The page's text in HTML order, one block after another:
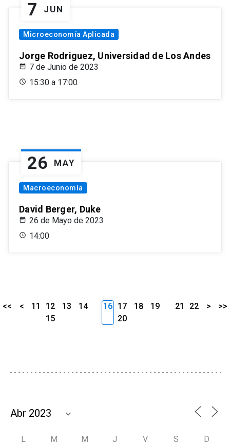
7 JUN
Microeconomía Aplicada
Jorge Rodriguez, Universidad de Los Andes
7 de Junio de 2023
15:30 a 17:00
26 MAY
Macroeconomía
David Berger, Duke
26 de Mayo de 2023
14:00
<< < 11 12 13
14
15
16 17 18
19
20
21 22 > >>
L M M J V S D